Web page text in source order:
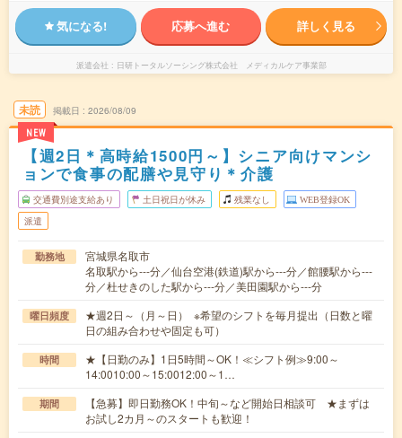
気になる! 応募へ進む 詳しく見る
派遣会社 日研トータルソーシング株式会社 メディカルケア事業部
未読
NEW
掲載日 2026/08/09
【週2日＊高時給1500円～】シニア向けマンシ
ョンで食事の配膳や見守り＊介護
交通費別途支給あり 土日祝日が休み 残業なし WEB登録OK
派遣
勤務地
宮城県名取市
名取駅から---分／仙台空港(鉄道)駅から---分／館腰駅から---
分／杜せきのした駅から---分／美田園駅から---分
曜日頻度
★週2日～（月～日） ※希望のシフトを毎月提出（日数と曜
日の組み合わせや固定も可）
時間
★【日勤のみ】1日5時間～OK！≪シフト例≫9:00～
14:0010:00～15:0012:00～1…
期間
【急募】即日勤務OK！中旬～など開始日相談可 ★まずは
お試し2カ月～のスタートも歓迎！